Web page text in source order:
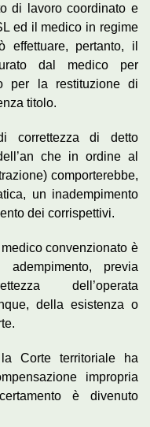
di lavoro coordinato e
ed il medico in regime
pertanto, il
dal medico per
per la restituzione di
titolo.
correttezza di detto
che in ordine al
comporterebbe,
un inadempimento
dei corrispettivi.
convenzionato è
previa
dell’operata
della esistenza o
Corte territoriale ha
impropria
è divenuto